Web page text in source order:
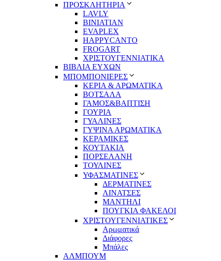
ΠΡΟΣΚΛΗΤΗΡΙΑ
LAVLY
BINIATIAN
EVAPLEX
HAPPYCANTO
FROGART
ΧΡΙΣΤΟΥΓΕΝΝΙΑΤΙΚΑ
ΒΙΒΛΙΑ ΕΥΧΩΝ
ΜΠΟΜΠΟΝΙΕΡΕΣ
ΚΕΡΙΑ & ΑΡΩΜΑΤΙΚΑ
ΒΟΤΣΑΛΑ
ΓΑΜΟΣ&ΒΑΠΤΙΣΗ
ΓΟΥΡΙΑ
ΓΥΑΛΙΝΕΣ
ΓΥΨΙΝΑ ΑΡΩΜΑΤΙΚΑ
ΚΕΡΑΜΙΚΕΣ
ΚΟΥΤΑΚΙΑ
ΠΟΡΣΕΛΑΝΗ
ΤΟΥΛΙΝΕΣ
ΥΦΑΣΜΑΤΙΝΕΣ
ΔΕΡΜΑΤΙΝΕΣ
ΛΙΝΑΤΣΕΣ
ΜΑΝΤΗΛΙ
ΠΟΥΓΚΙΑ ΦΑΚΕΛΟΙ
ΧΡΙΣΤΟΥΓΕΝΝΙΑΤΙΚΕΣ
Αρωματικά
Διάφορες
Μπάλες
ΑΛΜΠΟΥΜ